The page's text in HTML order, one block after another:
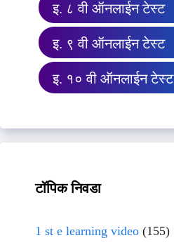
इ. ८ वी ऑनलाईन टेस्ट
इ. ९ वी ऑनलाईन टेस्ट
इ. १० वी ऑनलाईन टेस्ट
टॉपिक निवडा
1 st e learning video (155)